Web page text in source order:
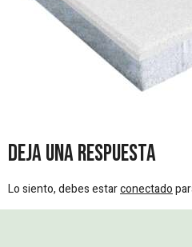
Deja una respuesta
Lo siento, debes estarconectado